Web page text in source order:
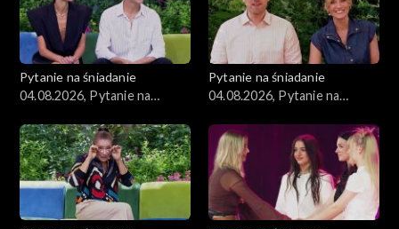
Pytanie na śniadanie
04.08.2026, Pytanie na
Pytanie na śniadanie
04.08.2026, Pytanie na